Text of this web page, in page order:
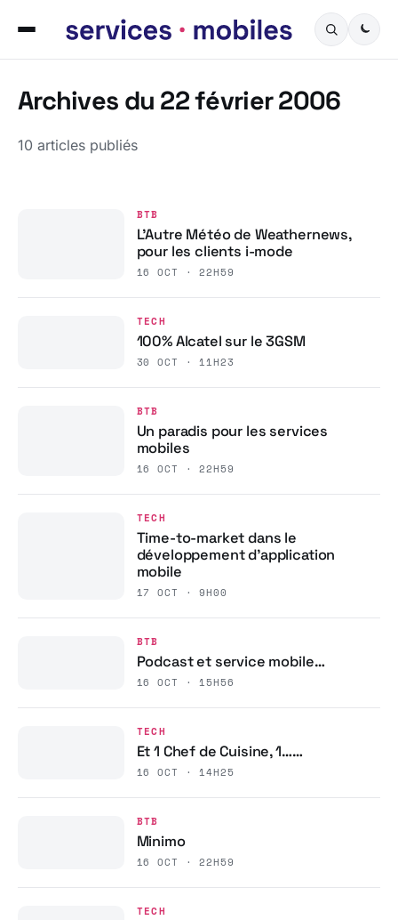
Archives du 22 février 2006
10 articles publiés
BTB
L’Autre Météo de Weathernews,
pour les clients i-mode
16 OCT · 22H59
TECH
100% Alcatel sur le 3GSM
30 OCT · 11H23
BTB
Un paradis pour les services
mobiles
16 OCT · 22H59
TECH
Time-to-market dans le
développement d’application
mobile
17 OCT · 9H00
BTB
Podcast et service mobile…
16 OCT · 15H56
TECH
Et 1 Chef de Cuisine, 1……
16 OCT · 14H25
BTB
Minimo
16 OCT · 22H59
TECH